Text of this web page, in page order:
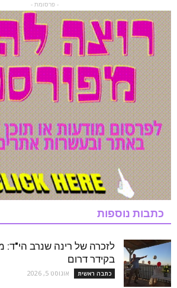
- פרסומת -
כתבות נוספות
לזכרה של רינה שנרב
בקידר דרום
כתבה ראשית אוגוסט 5, 2026